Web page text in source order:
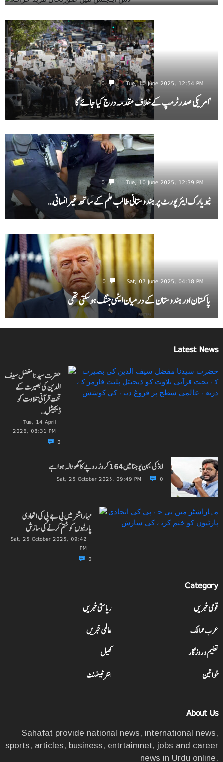
Tue, 10 June 2025, 12:54 PM
0
‘امریکی صدرٹرمپ کے خلاف مقدمہ درج کیا جائے گا
Tue, 10 June 2025, 12:39 PM
0
نیویارک ایئرپورٹ پر ہندوستانی طالب علم کے ساتھ غیر انسانی…
Sat, 07 June 2025, 04:18 PM
0
پاکستان اور ہندوستان کے درمیان ایٹمی جنگ ہو سکتی تھی
Latest News
حضرت سیدنا مفضل سیف
الدین کی بصیرت کے
تحت قرآنی تلاوت کو
ڈیجیٹل…
Tue, 14 April
2026, 08:31 PM
0
لاڈکی بہن یوجنا میں 164 کروڑ روپے کا گھوٹالہ ہوا ہے
Sat, 25 October 2025, 09:49 PM 0
مہاراشٹر میں بی جے پی کی اتحادی
پارٹیوں کو ختم کرنے کی سازش
Sat, 25 October 2025, 09:42
PM
0
Category
قومی خبریں
ریاستی خبریں
عرب ممالک
عالمی خبریں
تعلیم و روزگار
کھیل
خواتین
انٹرٹینمنٹ
About Us
Sahafat provide national news, international news,
sports, articles, business, entrtaimnet, jobs and career
news in Urdu online.